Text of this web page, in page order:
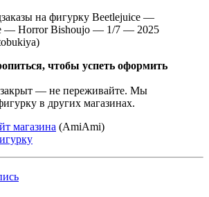
на фигурку Beetlejuice —
— Horror Bishoujo — 1/7 — 2025
чтобы успеть оформить
закрыт — не переживайте. Мы
в других магазинах.
магазина (AmiAmi)